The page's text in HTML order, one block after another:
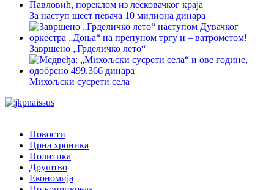
За наступ шест певача 10 милиона динара
Завршено „Грделичко лето“
Михољски сусрети села
Новости
Црна хроника
Политика
Друштво
Економија